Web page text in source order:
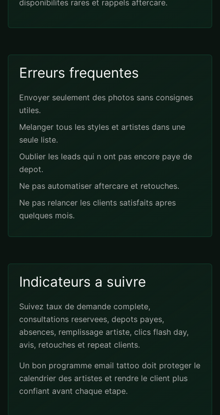
disponibilites rares et rappels aftercare.
Erreurs frequentes
Envoyer seulement des photos sans consignes
utiles.
Melanger tous les styles et artistes dans une
seule liste.
Oublier les leads qui n ont pas encore paye de
depot.
Ne pas automatiser aftercare et retouches.
Ne pas relancer les clients satisfaits apres
quelques mois.
Indicateurs a suivre
Suivez taux de demande complete,
consultations reservees, depots payes,
absences, remplissage artiste, clics flash day,
avis, retouches et repeat clients.
Un bon programme email tattoo doit proteger le
calendrier des artistes et rendre le client plus
confiant avant chaque etape.